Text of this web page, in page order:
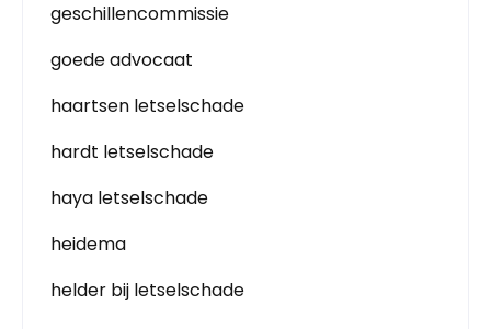
geschillencommissie
goede advocaat
haartsen letselschade
hardt letselschade
haya letselschade
heidema
helder bij letselschade